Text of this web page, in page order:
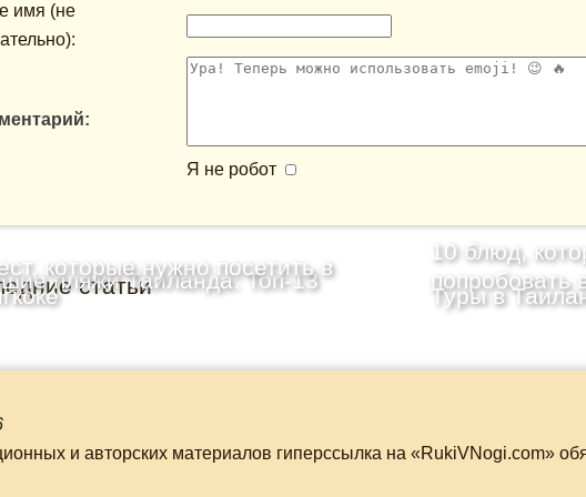
имя (не
Я не робот
статьи
пляжи Таиланда: Топ-13
10 блюд,
попробовать
которые нужно посетить в
Туры в
и авторских материалов гиперссылка на «RukiVNogi.com»